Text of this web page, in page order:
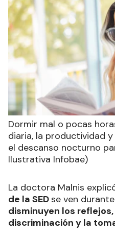
Dormir mal o pocas
diaria, la productividad
el descanso nocturno
Ilustrativa Infobae)
La doctora Malnis
de la SEDse ven
disminuyen los
discriminación y la